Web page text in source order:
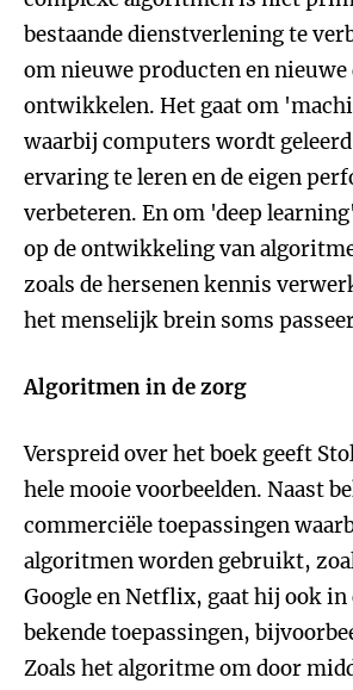
bestaande dienstverlening te
om nieuwe producten en nieuwe
ontwikkelen. Het gaat om
waarbij computers wordt
ervaring te leren en de eigen
verbeteren. En om 'deep
op de ontwikkeling van
zoals de hersenen kennis
het menselijk brein soms
Algoritmen in de zorg
Verspreid over het boek geeft
hele mooie voorbeelden. Naast
commerciële toepassingen
algoritmen worden gebruikt,
Google en Netflix, gaat hij ook
bekende toepassingen,
Zoals het algoritme om door